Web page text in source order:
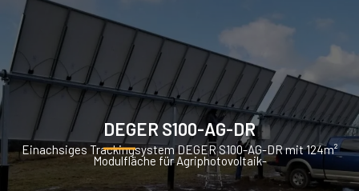
DEGER S100-AG-DR
Einachsiges Trackingsystem DEGER S100-AG-DR mit 124m²
Modulfläche für Agriphotovoltaik-